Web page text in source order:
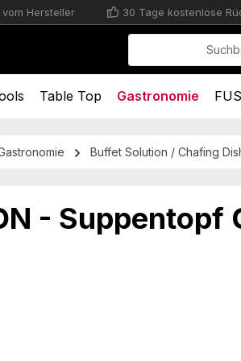
vom Hersteller 30 Tage kostenlose
Table Top Gastronomie
Buffet Solution / Chafing
- Suppentopf